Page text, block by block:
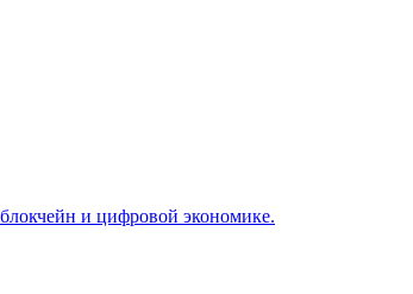
и цифровой экономике.